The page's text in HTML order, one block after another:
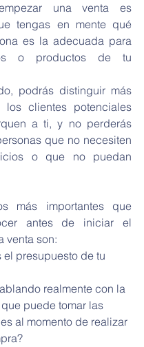
una venta es
tengas en mente qué
es la adecuada para
o productos de tu
podrás distinguir más
los clientes potenciales
a ti, y no perderás
que no necesiten
o que no puedan
más importantes que
antes de iniciar el
venta son:
el presupuesto de tu
realmente con la
puede tomar las
al momento de realizar